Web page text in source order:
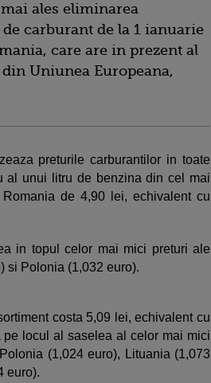
mai ales eliminarea
carburant de la 1 ianuarie
care are in prezent al
Uniunea Europeana,
preturile carburantilor in toate
al unui litru de benzina din cel mai
de 4,90 lei, echivalent cu
in topul celor mai mici preturi ale
si Polonia (1,032 euro).
costa 5,09 lei, echivalent cu
locul al saselea al celor mai mici
(1,024 euro), Lituania (1,073
euro).